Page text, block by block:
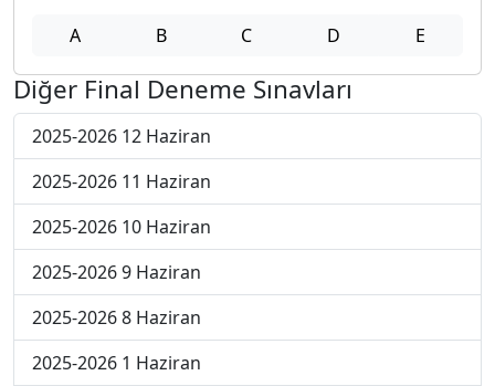
A B C D E
Diğer Final Deneme Sınavları
2025-2026 12 Haziran
2025-2026 11 Haziran
2025-2026 10 Haziran
2025-2026 9 Haziran
2025-2026 8 Haziran
2025-2026 1 Haziran